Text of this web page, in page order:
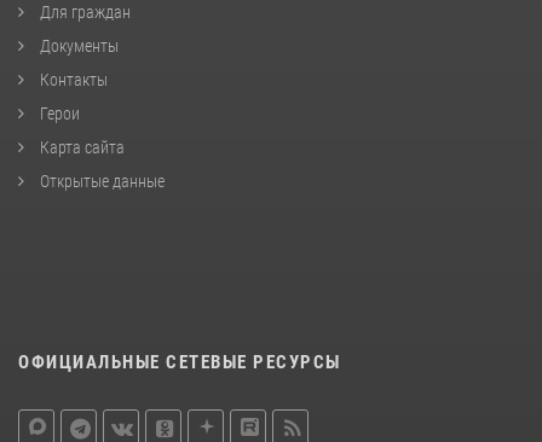
Для граждан
Документы
Контакты
Герои
Карта сайта
Открытые данные
ОФИЦИАЛЬНЫЕ СЕТЕВЫЕ РЕСУРСЫ